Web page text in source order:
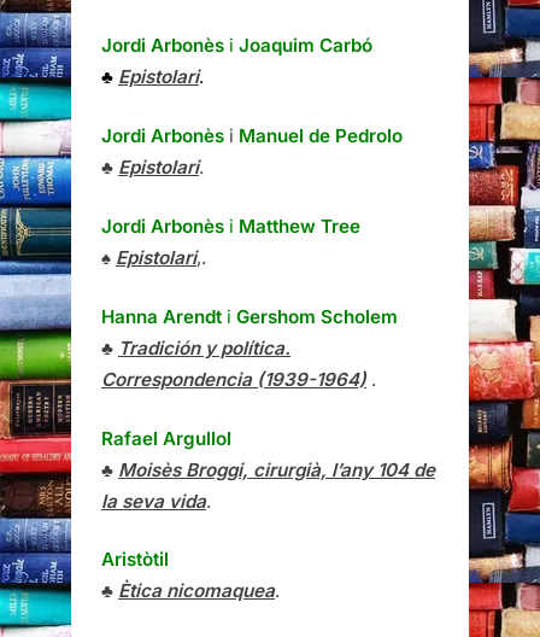
Jordi Arbonès i Joaquim Carbó
♣ Epistolari.
Jordi Arbonès i Manuel de Pedrolo
♣ Epistolari.
Jordi Arbonès i Matthew Tree
♠ Epistolari,.
Hanna Arendt i Gershom Scholem
♣ Tradición y política.
Correspondencia (1939-1964) .
Rafael Argullol
♣ Moisès Broggi, cirurgià, l’any 104 de
la seva vida.
Aristòtil
♣ Ètica nicomaquea.